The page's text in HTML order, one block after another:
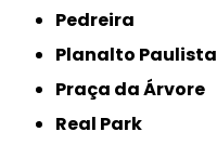
Pedreira
Planalto Paulista
Praça da Árvore
Real Park